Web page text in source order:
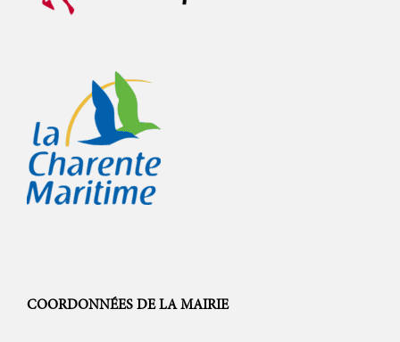
COORDONNÉES DE LA MAIRIE